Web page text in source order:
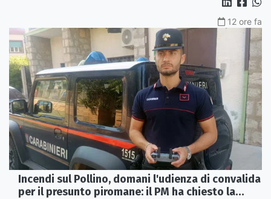
12 ore fa
Incendi sul Pollino, domani l'udienza di convalida
per il presunto piromane: il PM ha chiesto la